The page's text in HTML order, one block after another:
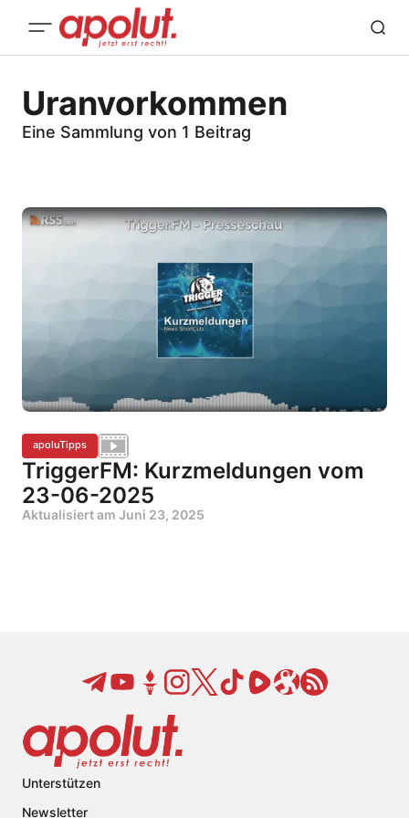
Uranvorkommen
Eine Sammlung von 1 Beitrag
apoluTipps
TriggerFM: Kurzmeldungen vom
23-06-2025
Aktualisiert am Juni 23, 2025
Unterstützen
Newsletter